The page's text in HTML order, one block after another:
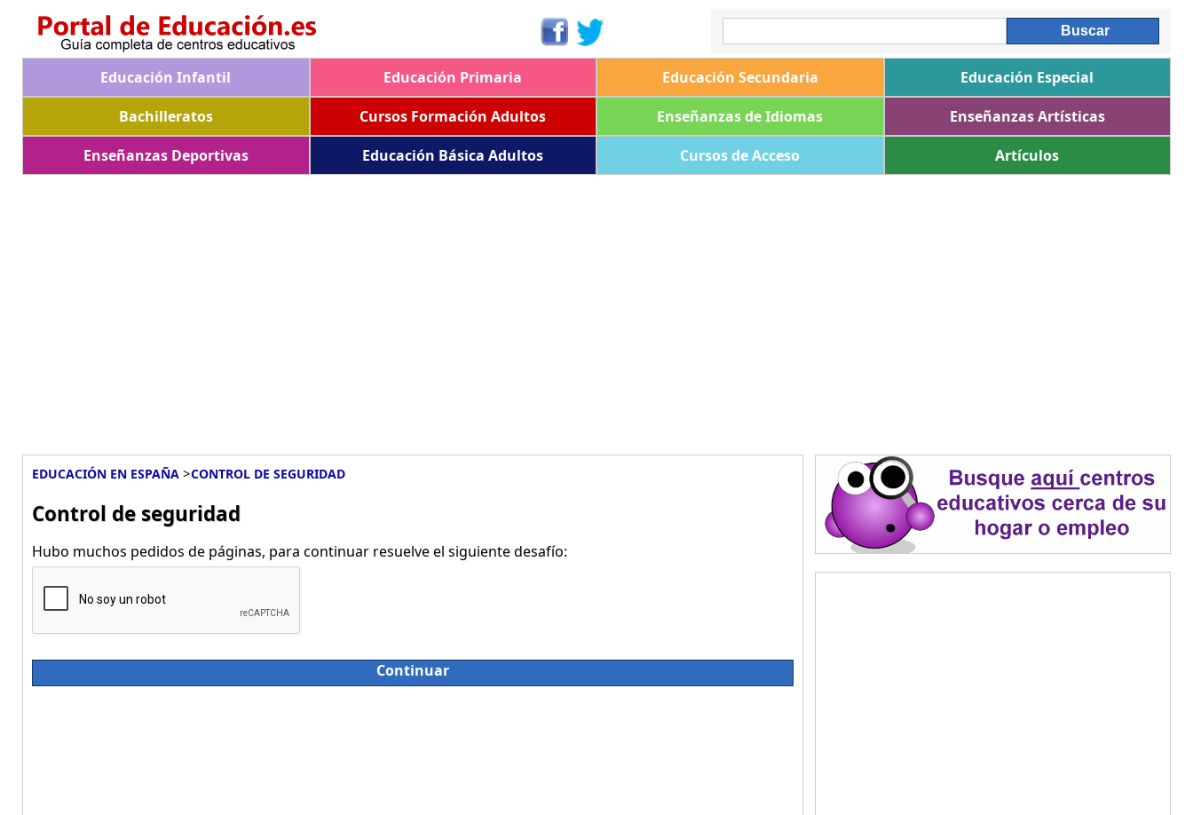
Educación Infantil Educación Primaria Educación Secundaria
Educación Especial
Bachilleratos
Cursos Formación Adultos Enseñanzas de Idiomas
Enseñanzas Artísticas
Enseñanzas Deportivas
Educación Básica Adultos Cursos de Acceso Artículos
EDUCACIÓN EN ESPAÑA >CONTROL DE SEGURIDAD
Control de seguridad
Hubo muchos pedidos de páginas, para continuar resuelve el siguiente desafío:
Continuar